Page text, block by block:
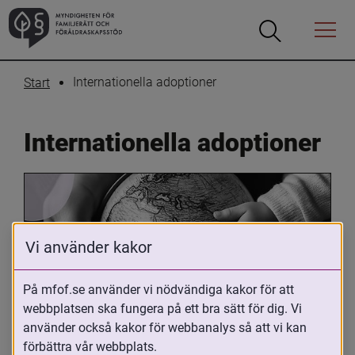
Öppna
Öppna
Menyn
Start Internationella adoptioner
Internationella adoptioner
Oavsett om du är adopterad,
adoptivförälder eller arbetar med
Vi använder kakor
På mfof.se använder vi nödvändiga kakor för att
webbplatsen ska fungera på ett bra sätt för dig. Vi
använder också kakor för webbanalys så att vi kan
förbättra vår webbplats.